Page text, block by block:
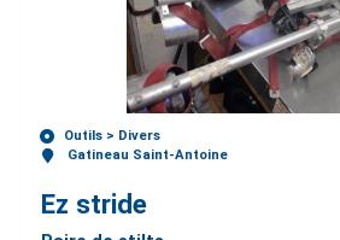
Outils > Divers
Gatineau Saint-Antoine
Ez stride